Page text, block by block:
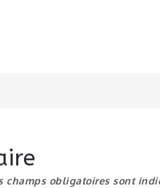
champs obligatoires sont